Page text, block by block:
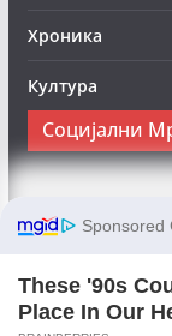
Хроника
Култура
Социјални
Следете нè на